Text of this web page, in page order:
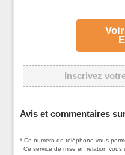
Inscrivez
Avis et commentaires
* Ce numero de téléphone vous
Ce service de mise en relation